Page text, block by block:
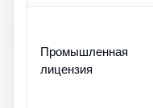
Промышленная
лицензия